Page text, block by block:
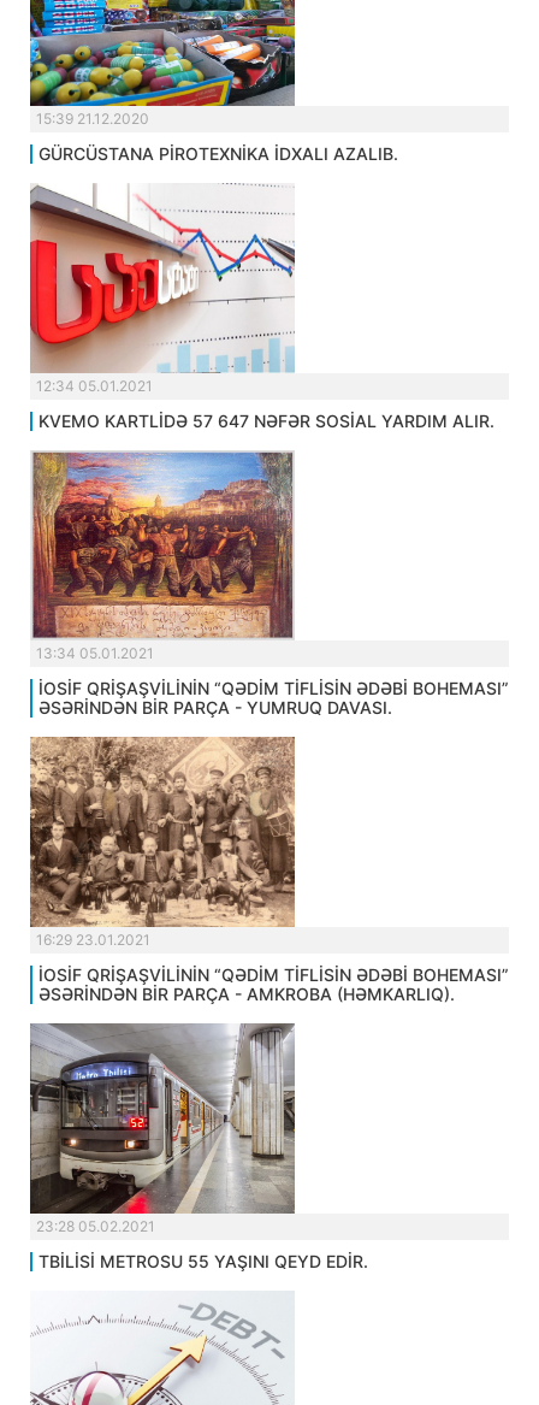
15:39 21.12.2020
GÜRCÜSTANA PİROTEXNİKA İDXALI AZALIB.
12:34 05.01.2021
KVEMO KARTLİDƏ 57 647 NƏFƏR SOSİAL YARDIM ALIR.
13:34 05.01.2021
İOSİF QRİŞAŞVİLİNİN “QƏDİM TİFLİSİN ƏDƏBİ BOHEMASI”
ƏSƏRİNDƏN BİR PARÇA - YUMRUQ DAVASI.
16:29 23.01.2021
İOSİF QRİŞAŞVİLİNİN “QƏDİM TİFLİSİN ƏDƏBİ BOHEMASI”
ƏSƏRİNDƏN BİR PARÇA - AMKROBA (HƏMKARLIQ).
23:28 05.02.2021
TBİLİSİ METROSU 55 YAŞINI QEYD EDİR.